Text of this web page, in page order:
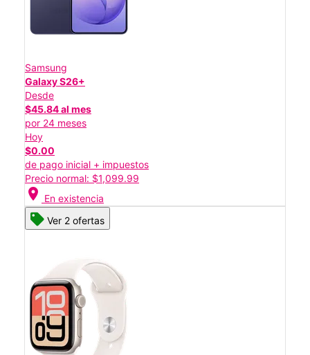
Samsung
Galaxy S26+
Desde
$45.84 al mes
por 24 meses
Hoy
$0.00
de pago inicial + impuestos
Precio normal: $1,099.99
location_on En existencia
Ver 2 ofertas